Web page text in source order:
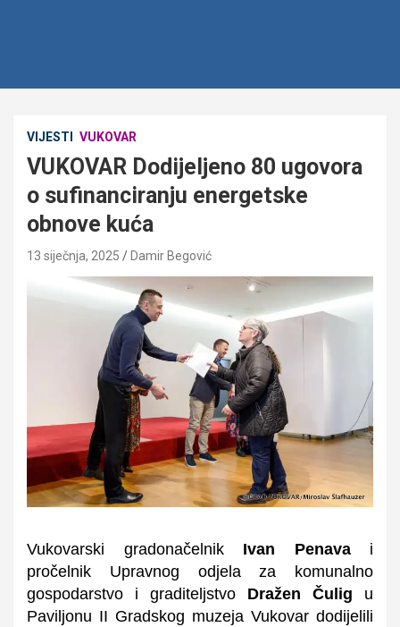
VIJESTI VUKOVAR
VUKOVAR Dodijeljeno 80 ugovora
o sufinanciranju energetske
obnove kuća
13 siječnja, 2025 Damir Begović
Vukovarski gradonačelnik Ivan Penavai
pročelnik Upravnog odjela za komunalno
gospodarstvo i graditeljstvo Dražen Čulig u
Paviljonu II Gradskog muzeja Vukovar dodijelili